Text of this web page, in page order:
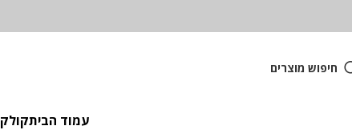
חיפוש מוצרים
עמוד הבית